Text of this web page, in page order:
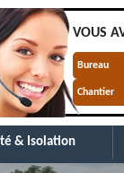
VOUS
Bureau
Chantier
& Isolation